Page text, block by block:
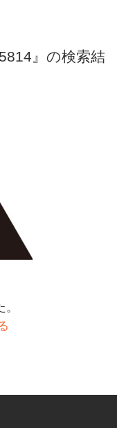
』の検索結